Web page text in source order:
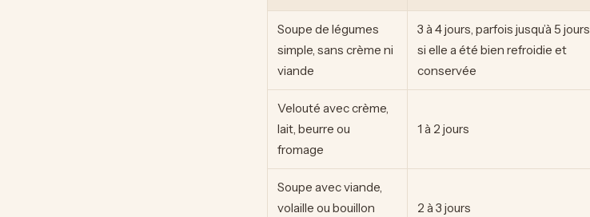
Soupe de légumes
simple, sans crème ni
viande
3 à 4 jours, parfois jusqu’à 5 jours
si elle a été bien refroidie et
conservée
Velouté avec crème,
lait, beurre ou
fromage
1 à 2 jours
Soupe avec viande,
volaille ou bouillon
2 à 3 jours